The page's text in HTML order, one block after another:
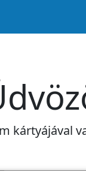
kártyájával